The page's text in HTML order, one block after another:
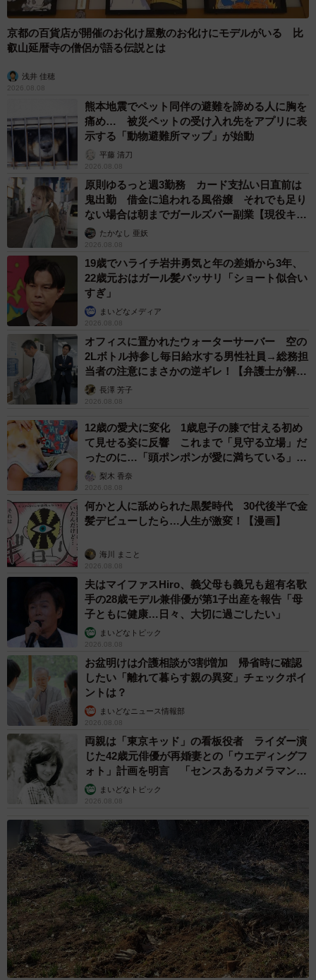
京都の百貨店が開催のお化け屋敷のお化けにモデルがいる 比
叡山延暦寺の僧侶が語る伝説とは
浅井 佳穂
2026.08.08
熊本地震でペット同伴の避難を諦める人に胸を
痛め… 被災ペットの受け入れ先をアプリに表
示する「動物避難所マップ」が始動
平藤 清刀
2026.08.08
原則ゆるっと週3勤務 カード支払い日直前は
鬼出勤 借金に追われる風俗嬢 それでも足り
ない場合は朝までガールズバー副業【現役キャ
ストに取材】
たかなし 亜妖
2026.08.08
19歳でハライチ岩井勇気と年の差婚から3年、
22歳元おはガール髪バッサリ「ショート似合い
すぎ」
まいどなメディア
2026.08.08
オフィスに置かれたウォーターサーバー 空の
2Lボトル持参し毎日給水する男性社員→総務担
当者の注意にまさかの逆ギレ！【弁護士が解
説】長澤 芳子
2026.08.08
12歳の愛犬に変化 1歳息子の膝で甘える初め
て見せる姿に反響 これまで「見守る立場」だ
ったのに…「頭ポンポンが愛に満ちている」
「尊…」
梨木 香奈
2026.08.08
何かと人に舐められた黒髪時代 30代後半で金
髪デビューしたら…人生が激変！【漫画】
海川 まこと
2026.08.08
夫はマイファスHiro、義父母も義兄も超有名歌
手の28歳モデル兼俳優が第1子出産を報告「母
子ともに健康…日々、大切に過ごしたい」
まいどなトピック
2026.08.08
お盆明けは介護相談が3割増加 帰省時に確認
したい「離れて暮らす親の異変」チェックポイ
ントは？
まいどなニュース情報部
2026.08.08
両親は「東京キッド」の看板役者 ライダー演
じた42歳元俳優が再婚妻との「ウエディングフ
ォト」計画を明言 「センスあるカメラマン求
む」まいどなトピック
2026.08.08